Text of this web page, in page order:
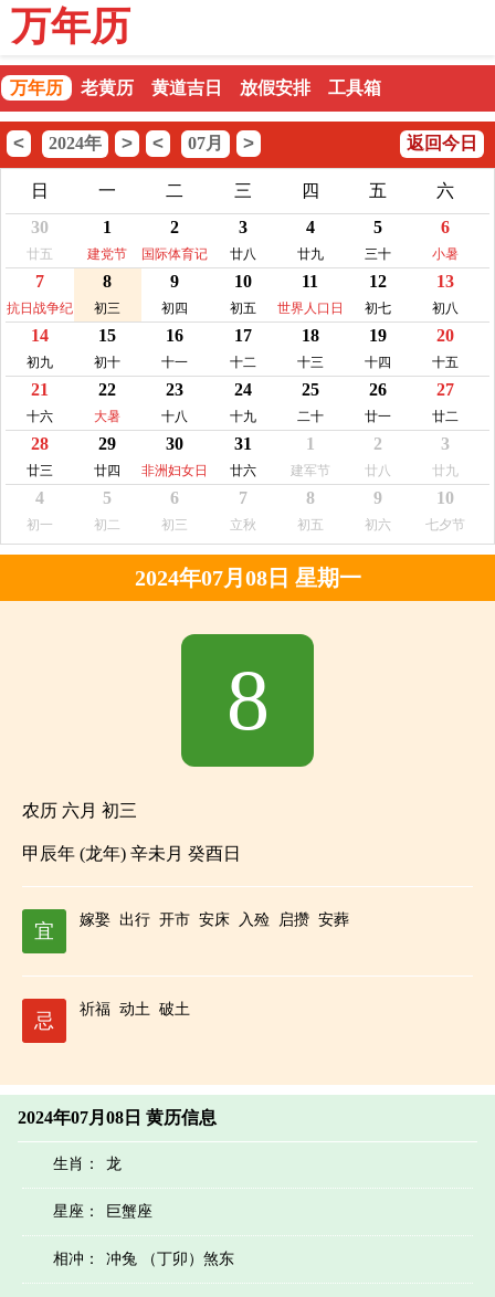
万年历
万年历 老黄历 黄道吉日 放假安排 工具箱
< 2024年 > < 07月 > 返回今日
日 一 二 三 四 五
六
30
廿五
1
建党节
2
国际体育记
者日
3
廿八
4
廿九
5
三十
6
小暑
7
抗日战争纪
念日
8
初三
9
初四
10
初五
11
世界人口日
12
初七
13
初八
14
初九
15
初十
16
十一
17
十二
18
十三
19
十四
20
十五
21
十六
22
大暑
23
十八
24
十九
25
二十
26
廿一
27
廿二
28
廿三
29
廿四
30
非洲妇女日
31
廿六
1
建军节
2
廿八
3
廿九
4
初一
5
初二
6
初三
7
立秋
8
初五
9
初六
10
七夕节
2024年07月08日 星期一
8
农历 六月 初三
甲辰年 (龙年) 辛未月 癸酉日
宜
嫁娶 出行 开市 安床 入殓 启攒 安葬
忌
祈福 动土 破土
2024年07月08日 黄历信息
生肖： 龙
星座： 巨蟹座
相冲： 冲兔 （丁卯）煞东